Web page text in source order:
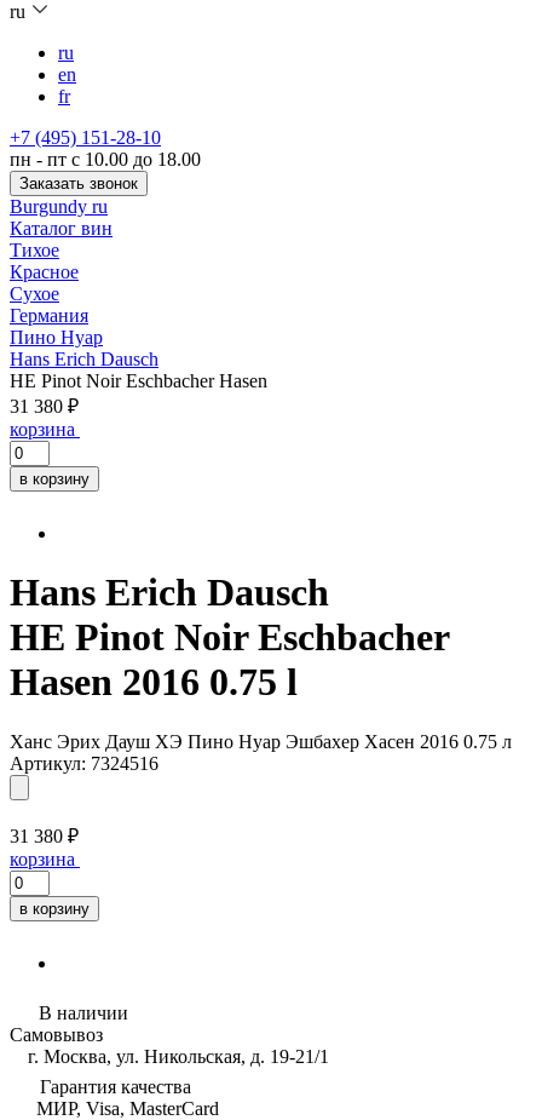
ru
ru
en
fr
+7 (495) 151-28-10
пн - пт с 10.00 до 18.00
Заказать звонок
Burgundy ru
Каталог вин
Тихое
Красное
Сухое
Германия
Пино Нуар
Hans Erich Dausch
HE Pinot Noir Eschbacher Hasen
31 380 ₽
корзина
в корзину
Hans Erich Dausch
HE Pinot Noir Eschbacher
Hasen 2016 0.75 l
Ханс Эрих Дауш ХЭ Пино Нуар Эшбахер Хасен 2016 0.75 л
Артикул: 7324516
31 380 ₽
корзина
в корзину
В наличии
Самовывоз
г. Москва, ул. Никольская, д. 19-21/1
Гарантия качества
МИР, Visa, MasterCard